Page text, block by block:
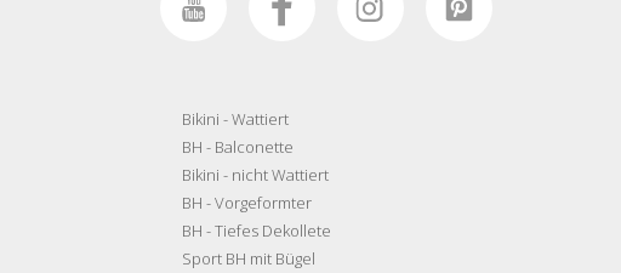
Bikini - Wattiert
BH - Balconette
Bikini - nicht Wattiert
BH - Vorgeformter
BH - Tiefes Dekollete
Sport BH mit Bügel